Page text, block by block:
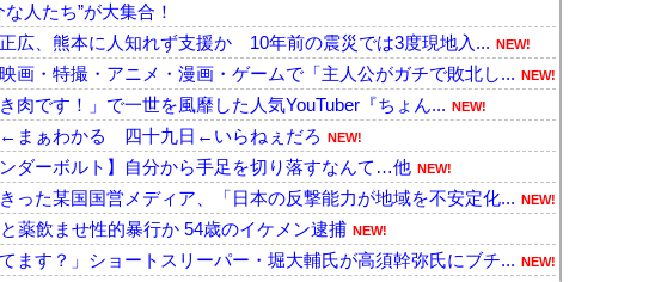
人たち”が大集合！
正広、熊本に人知れず支援か 10年前の震災では3度現地入... NEW!
映画・特撮・アニメ・漫画・ゲームで「主人公がガチで敗北し... NEW!
肉です！」で一世を風靡した人気YouTuber『ちょん... NEW!
←まぁわかる 四十九日←いらねぇだろ NEW!
ンダーボルト】自分から手足を切り落すなんて…他 NEW!
った某国国営メディア、「日本の反撃能力が地域を不安定化... NEW!
薬飲ませ性的暴行か 54歳のイケメン逮捕 NEW!
てます？」ショートスリーパー・堀大輔氏が高須幹弥氏にブチ... NEW!